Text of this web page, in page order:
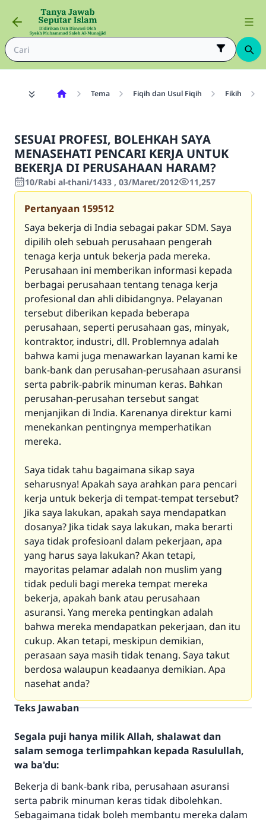
Tema Fiqih dan Usul Fiqih Fikih
SESUAI PROFESI, BOLEHKAH SAYA
MENASEHATI PENCARI KERJA UNTUK
BEKERJA DI PERUSAHAAN HARAM?
10/Rabi al-thani/1433 , 03/Maret/2012 11,257
Pertanyaan 159512
Saya bekerja di India sebagai pakar SDM. Saya
dipilih oleh sebuah perusahaan pengerah
tenaga kerja untuk bekerja pada mereka.
Perusahaan ini memberikan informasi kepada
berbagai perusahaan tentang tenaga kerja
profesional dan ahli dibidangnya. Pelayanan
tersebut diberikan kepada beberapa
perusahaan, seperti perusahaan gas, minyak,
kontraktor, industri, dll. Problemnya adalah
bahwa kami juga menawarkan layanan kami ke
bank-bank dan perusahan-perusahaan asuransi
serta pabrik-pabrik minuman keras. Bahkan
perusahan-perusahan tersebut sangat
menjanjikan di India. Karenanya direktur kami
menekankan pentingnya memperhatikan
mereka.
Saya tidak tahu bagaimana sikap saya
seharusnya! Apakah saya arahkan para pencari
kerja untuk bekerja di tempat-tempat tersebut?
Jika saya lakukan, apakah saya mendapatkan
dosanya? Jika tidak saya lakukan, maka berarti
saya tidak profesioanl dalam pekerjaan, apa
yang harus saya lakukan? Akan tetapi,
mayoritas pelamar adalah non muslim yang
tidak peduli bagi mereka tempat mereka
bekerja, apakah bank atau perusahaan
asuransi. Yang mereka pentingkan adalah
bahwa mereka mendapatkan pekerjaan, dan itu
cukup. Akan tetapi, meskipun demikian,
perasaan saya masih tidak tenang. Saya takut
berdosa walaupun keadaanya demikian. Apa
nasehat anda?
Teks Jawaban
Segala puji hanya milik Allah, shalawat dan
salam semoga terlimpahkan kepada Rasulullah,
wa ba'du:
Bekerja di bank-bank riba, perusahaan asuransi
serta pabrik minuman keras tidak dibolehkan.
Sebagaimana tidak boleh membantu mereka dalam